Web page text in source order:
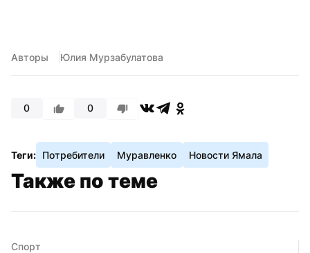
Авторы Юлия Мурзабулатова
0 0
Теги: Потребители Муравленко Новости Ямала
Также по теме
Спорт